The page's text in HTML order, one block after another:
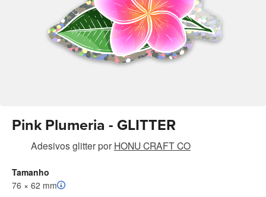
Pink Plumeria - GLITTER
Adesivos glitterpor HONU CRAFT CO
Tamanho
76 × 62 mm